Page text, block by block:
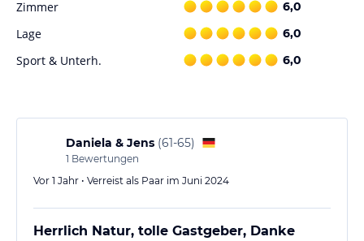
Zimmer 6,0
Lage 6,0
Sport & Unterh. 6,0
Daniela & Jens (61-65)
1 Bewertungen
Vor 1 Jahr • Verreist als Paar im Juni 2024
Herrlich Natur, tolle Gastgeber, Danke